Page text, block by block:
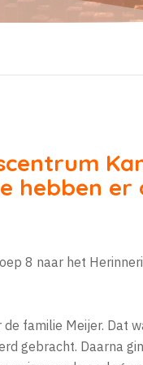
hebben er
8 naar het
familie Meijer. Dat
gebracht. Daarna